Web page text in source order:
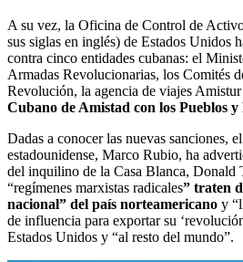
A su vez, la Oficina de Control de
sus siglas en inglés) de Estados Unidos
contra cinco entidades cubanas: el
Armadas Revolucionarias, los Comités
Revolución, la agencia de viajes
Cubano de Amistad con los Pueblos
Dadas a conocer las nuevas sanciones,
estadounidense, Marco Rubio, ha
del inquilino de la Casa Blanca, Donald
“regímenes marxistas radicales” traten
nacional” del país norteamericano y
de influencia para exportar su
Estados Unidos y “al resto del mundo”.